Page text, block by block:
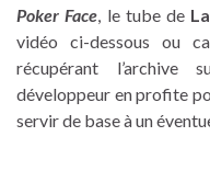
Poker Face , le tube de
vidéo ci-dessous ou
récupérant l’archive
développeur en profite
servir de base à un